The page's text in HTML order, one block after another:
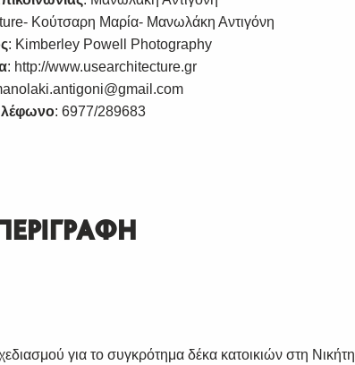
Κούτσαρη Μαρία- Μανωλάκη Αντιγόνη
: Kimberley Powell Photography
: http://www.usearchitecture.gr
: 6977/289683
για το συγκρότημα δέκα κατοικιών στη Νικήτη